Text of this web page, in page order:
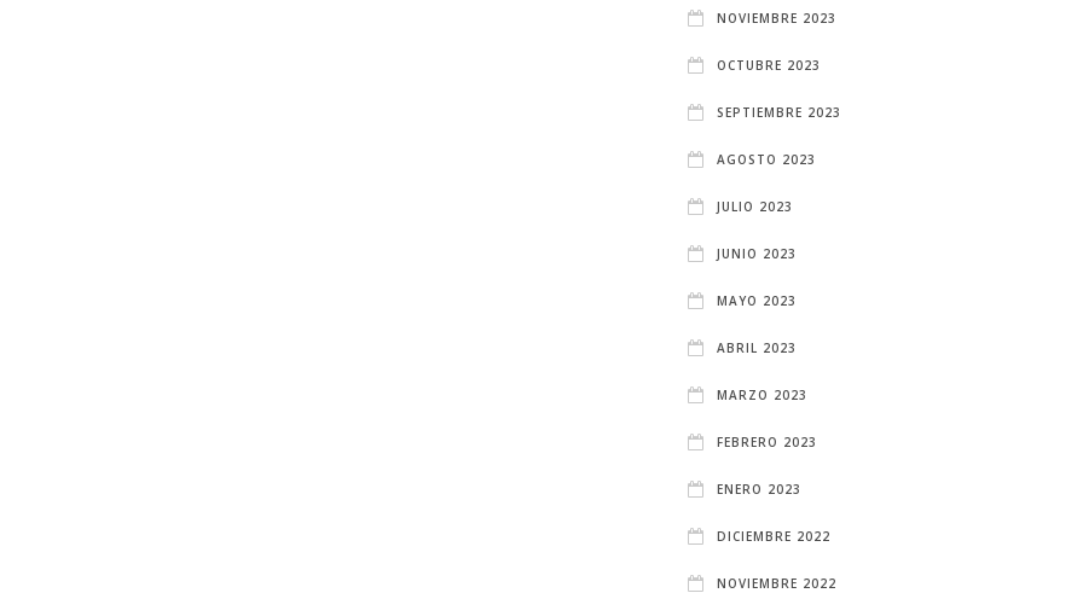
NOVIEMBRE 2023
OCTUBRE 2023
SEPTIEMBRE 2023
AGOSTO 2023
JULIO 2023
JUNIO 2023
MAYO 2023
ABRIL 2023
MARZO 2023
FEBRERO 2023
ENERO 2023
DICIEMBRE 2022
NOVIEMBRE 2022